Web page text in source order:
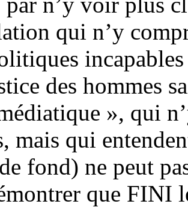
qui n’y
des hommes
», qui
mais qui
fond) ne peut
que FINI